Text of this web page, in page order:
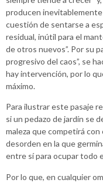
producen inevitablemente
cuestión de sentarse a
residual, inútil para el
de otros nuevos”. Por su
progresivo del caos”, se
hay intervención, por lo
máximo.
Para ilustrar este pasaje
si un pedazo de jardín se
maleza que competirá con
desorden en la que
entre sí para ocupar todo
Por lo que, en cualquier